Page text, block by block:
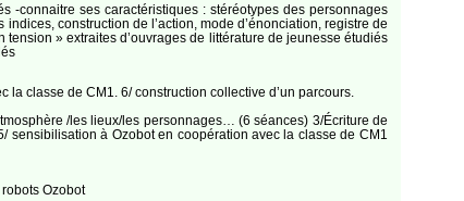
-connaitre ses caractéristiques : stéréotypes des personnages
construction de l’action, mode d’énonciation, registre de
» extraites d’ouvrages de littérature de jeunesse étudiés
classe de CM1. 6/ construction collective d’un parcours.
/les lieux/les personnages… (6 séances) 3/Écriture de
sensibilisation à Ozobot en coopération avec la classe de CM1
Ozobot